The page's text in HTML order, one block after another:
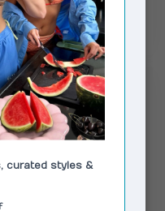
€89,95 €49,00
Op voorraad